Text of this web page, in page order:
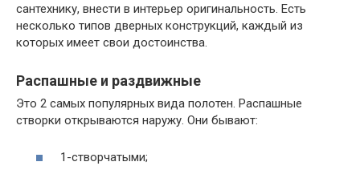
сантехнику, внести в интерьер оригинальность. Есть
несколько типов дверных конструкций, каждый из
которых имеет свои достоинства.
Распашные и раздвижные
Это 2 самых популярных вида полотен. Распашные
створки открываются наружу. Они бывают:
1-створчатыми;